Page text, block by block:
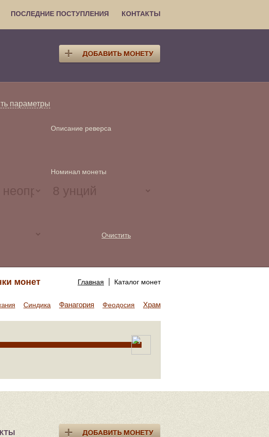
ПОСЛЕДНИЕ ПОСТУПЛЕНИЯ КОНТАКТЫ
параметры
Описание реверса
Номинал монеты
Очистить
Главная Каталог монет
монет
Синдика Фанагория Феодосия Храм Аполлона